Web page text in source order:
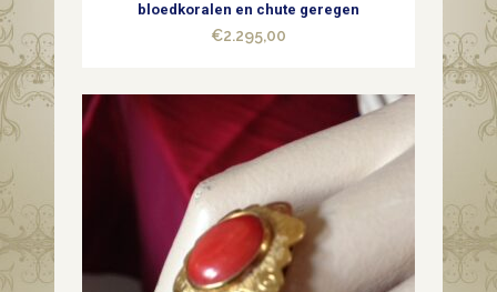
bloedkoralen en chute geregen
€2.295,00